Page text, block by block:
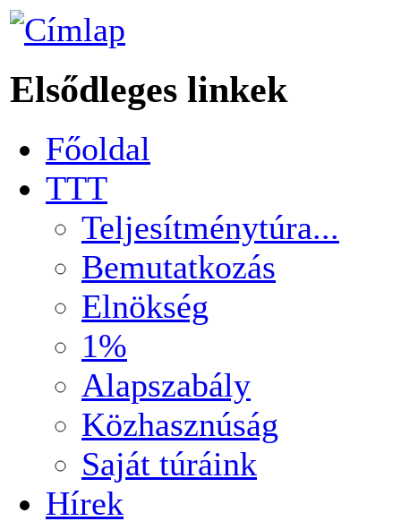
Elsődleges linkek
Főoldal
TTT
Teljesítménytúra...
Bemutatkozás
Elnökség
1%
Alapszabály
Közhasznúság
Saját túráink
Hírek